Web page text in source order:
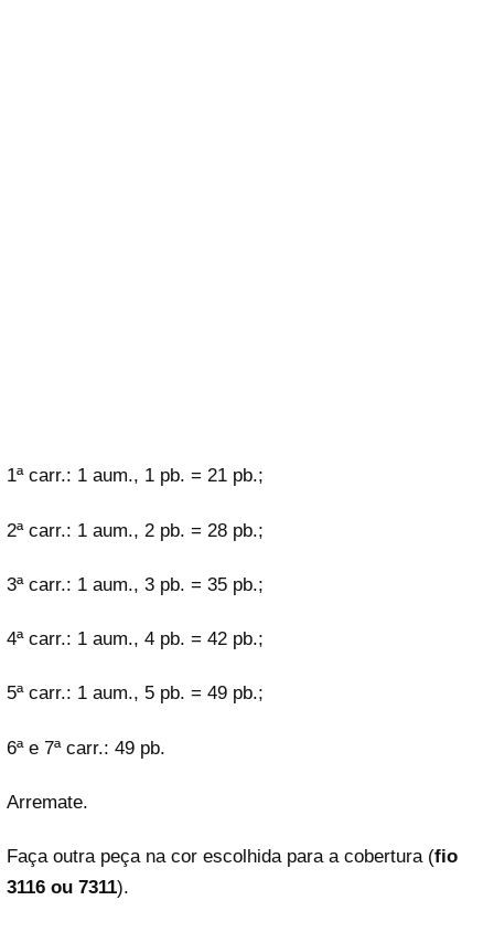
1ª carr.: 1 aum., 1 pb. = 21 pb.;
2ª carr.: 1 aum., 2 pb. = 28 pb.;
3ª carr.: 1 aum., 3 pb. = 35 pb.;
4ª carr.: 1 aum., 4 pb. = 42 pb.;
5ª carr.: 1 aum., 5 pb. = 49 pb.;
6ª e 7ª carr.: 49 pb.
Arremate.
Faça outra peça na cor escolhida para a cobertura (fio
3116 ou 7311).